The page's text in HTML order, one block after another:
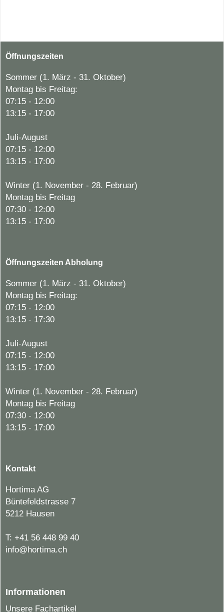
Öffnungszeiten
Sommer (1. März - 31. Oktober)
Montag bis Freitag:
07:15 - 12:00
13:15 - 17:00
Juli-August
07:15 - 12:00
13:15 - 17:00
Winter (1. November - 28. Februar)
Montag bis Freitag
07:30 - 12:00
13:15 - 17:00
Öffnungszeiten Abholung
Sommer (1. März - 31. Oktober)
Montag bis Freitag:
07:15 - 12:00
13:15 - 17:30
Juli-August
07:15 - 12:00
13:15 - 17:00
Winter (1. November - 28. Februar)
Montag bis Freitag
07:30 - 12:00
13:15 - 17:00
Kontakt
Hortima AG
Büntefeldstrasse 7
5212 Hausen
T: +41 56 448 99 40
info@hortima.ch
Informationen
Unsere Fachartikel